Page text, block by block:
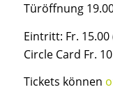
Türöffnung
Eintritt: Fr.
Circle Card Fr.
Tickets können